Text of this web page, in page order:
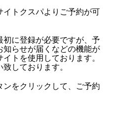
イトクスパよりご予約が可
初に登録が必要ですが、予
知らせが届くなどの機能が
トを使用しております。
しております。
をクリックして、ご予約